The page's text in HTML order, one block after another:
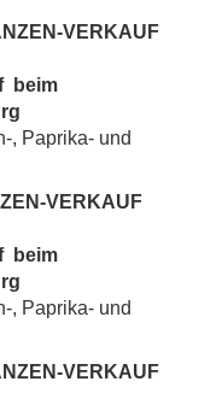
VERKAUF
beim
, Paprika- und
VERKAUF
beim
, Paprika- und
VERKAUF